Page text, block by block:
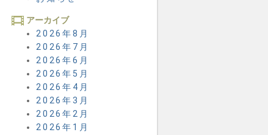
アーカイブ
2026年8月
2026年7月
2026年6月
2026年5月
2026年4月
2026年3月
2026年2月
2026年1月